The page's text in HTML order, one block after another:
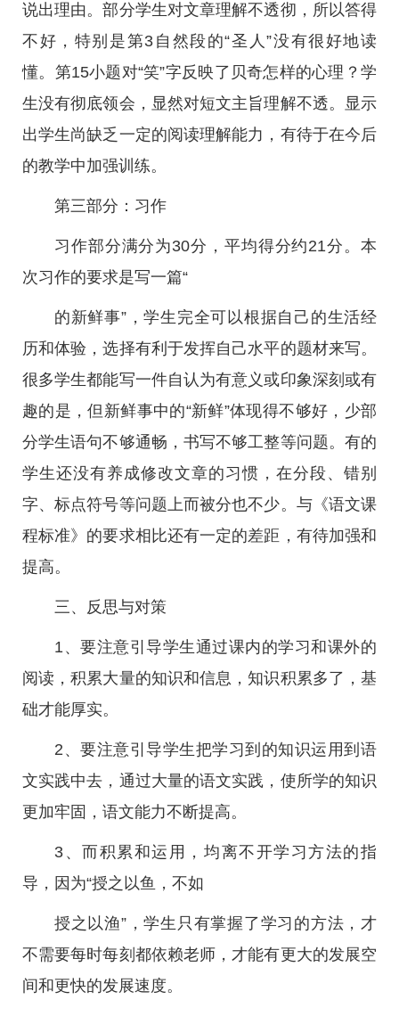
说出理由。部分学生对文章理解不透彻，所以答得
不好，特别是第3自然段的“圣人”没有很好地读
懂。第15小题对“笑”字反映了贝奇怎样的心理？学
生没有彻底领会，显然对短文主旨理解不透。显示
出学生尚缺乏一定的阅读理解能力，有待于在今后
的教学中加强训练。
第三部分：习作
习作部分满分为30分，平均得分约21分。本
次习作的要求是写一篇“
的新鲜事”，学生完全可以根据自己的生活经
历和体验，选择有利于发挥自己水平的题材来写。
很多学生都能写一件自认为有意义或印象深刻或有
趣的是，但新鲜事中的“新鲜”体现得不够好，少部
分学生语句不够通畅，书写不够工整等问题。有的
学生还没有养成修改文章的习惯，在分段、错别
字、标点符号等问题上而被分也不少。与《语文课
程标准》的要求相比还有一定的差距，有待加强和
提高。
三、反思与对策
1、要注意引导学生通过课内的学习和课外的
阅读，积累大量的知识和信息，知识积累多了，基
础才能厚实。
2、要注意引导学生把学习到的知识运用到语
文实践中去，通过大量的语文实践，使所学的知识
更加牢固，语文能力不断提高。
3、而积累和运用，均离不开学习方法的指
导，因为“授之以鱼，不如
授之以渔”，学生只有掌握了学习的方法，才
不需要每时每刻都依赖老师，才能有更大的发展空
间和更快的发展速度。